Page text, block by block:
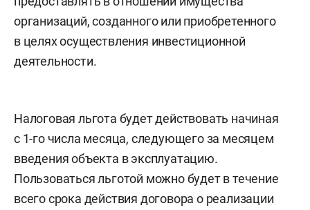
организаций, созданного или приобретенного
в целях осуществления инвестиционной
деятельности.
Налоговая льгота будет действовать начиная
с 1-го числа месяца, следующего за месяцем
введения объекта в эксплуатацию.
Пользоваться льготой можно будет в течение
всего срока действия договора о реализации